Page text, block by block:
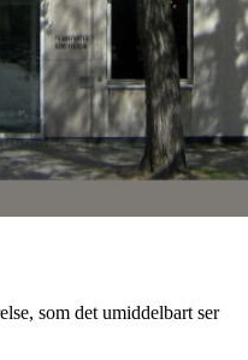
som det umiddelbart ser